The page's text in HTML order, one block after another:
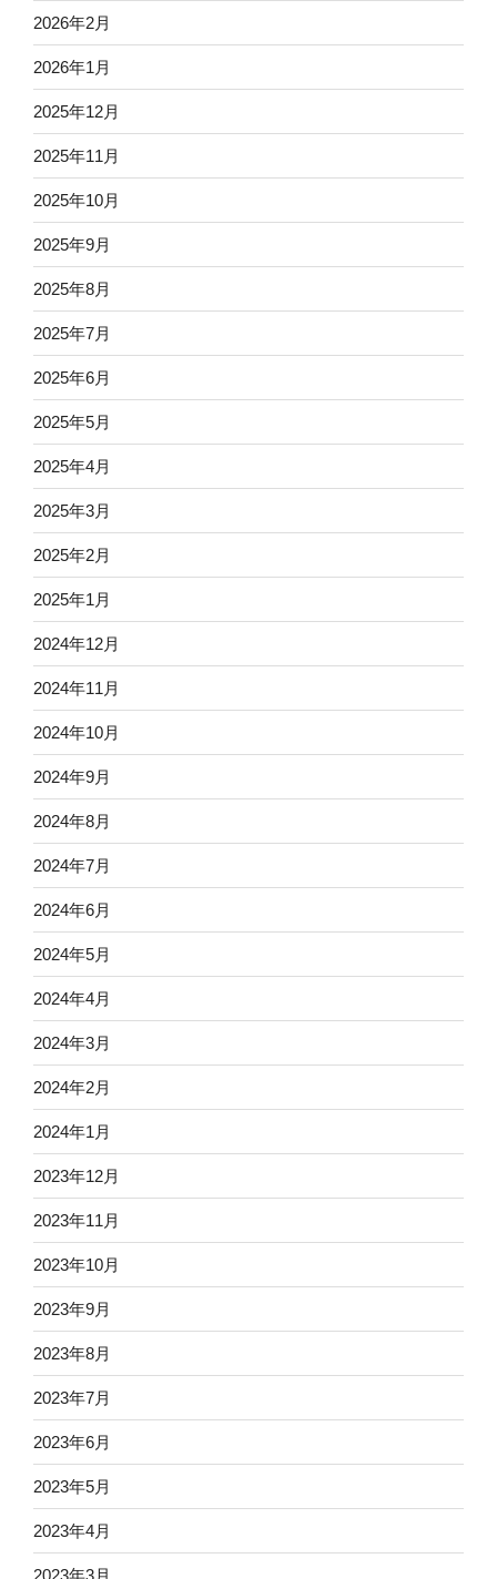
2026年2月
2026年1月
2025年12月
2025年11月
2025年10月
2025年9月
2025年8月
2025年7月
2025年6月
2025年5月
2025年4月
2025年3月
2025年2月
2025年1月
2024年12月
2024年11月
2024年10月
2024年9月
2024年8月
2024年7月
2024年6月
2024年5月
2024年4月
2024年3月
2024年2月
2024年1月
2023年12月
2023年11月
2023年10月
2023年9月
2023年8月
2023年7月
2023年6月
2023年5月
2023年4月
2023年3月